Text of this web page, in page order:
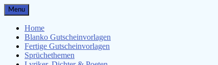
Skip
to
content
Menu
Home
Blanko Gutscheinvorlagen
Fertige Gutscheinvorlagen
Sprüchethemen